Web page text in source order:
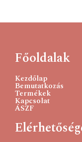
Főoldalak
Kezdőlap
Bemutatkozás
Termékek
Kapcsolat
ÁSZF